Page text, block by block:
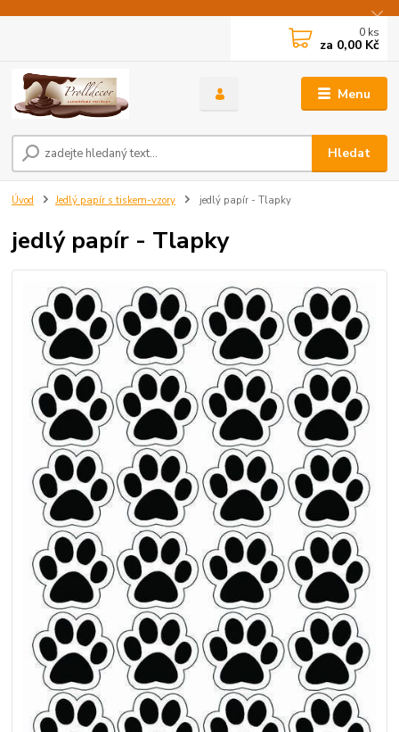
Menu
Hledat
0 ks
za 0,00 Kč
Úvod Jedlý papír s tiskem-vzory jedlý papír - Tlapky
jedlý papír - Tlapky